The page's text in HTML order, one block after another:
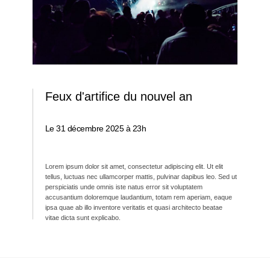
Feux d'artifice du nouvel an
Le 31 décembre 2025 à 23h
Lorem ipsum dolor sit amet, consectetur adipiscing elit. Ut elit
tellus, luctuas nec ullamcorper mattis, pulvinar dapibus leo. Sed ut
perspiciatis unde omnis iste natus error sit voluptatem
accusantium doloremque laudantium, totam rem aperiam, eaque
ipsa quae ab illo inventore veritatis et quasi architecto beatae
vitae dicta sunt explicabo.